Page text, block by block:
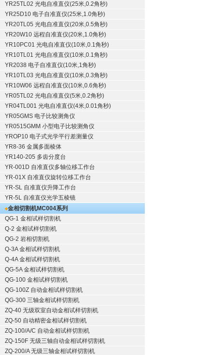
YR25TL02 光电自准直仪(25米,0.2角秒)
YR25D10 电子自准直仪(25米,1.0角秒)
YR20TL05 光电自准直仪(20米,0.5角秒)
YR20W10 远程自准直仪(20米,1.0角秒)
YR10PC01 光电自准直仪(10米,0.1角秒)
YR10TL01 光电自准直仪(10米,0.1角秒)
YR2038 电子自准直仪(10米,1角秒)
YR10TL03 光电自准直仪(10米,0.3角秒)
YR10W06 远程自准直仪(10米,0.6角秒)
YR05TL02 光电自准直仪(5米,0.2角秒)
YR04TL001 光电自准直仪(4米,0.01角秒)
YR05GMS 电子比较测角仪
YR0515GMM 小型电子比较测角仪
YROP10 电子式光学平行差测量仪
YR8-36 金属多面棱体
YR140-205 多齿分度台
YR-001D 自准直仪多轴位移工作台
YR-01X 自准直仪旋转位移工作台
YR-SL 自准直仪升降工作台
YR-5L 自准直仪光学五棱镜
金相切割机MC004系列
QG-1 金相试样切割机
Q-2 金相试样切割机
QG-2 岩相切割机
Q-3A 金相试样切割机
Q-4A 金相试样切割机
QG-5A 金相试样切割机
QG-100 金相试样切割机
QG-100Z 自动金相试样切割机
QG-300 三轴金相试样切割机
ZQ-40 无级双室自动金相试样切割机
ZQ-50 自动精密金相试样切割机
ZQ-100/A/C 自动金相试样切割机
ZQ-150F 无级三轴自动金相试样切割机
ZQ-200/A 无级三轴金相试样切割机